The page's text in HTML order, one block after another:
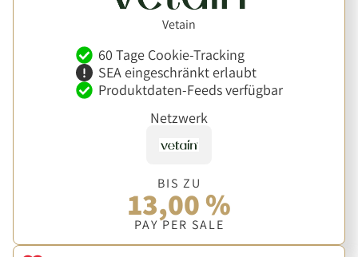
Vetain
60 Tage Cookie-Tracking
SEA eingeschränkt erlaubt
Produktdaten-Feeds verfügbar
Netzwerk
BIS ZU
13,00 %
PAY PER SALE